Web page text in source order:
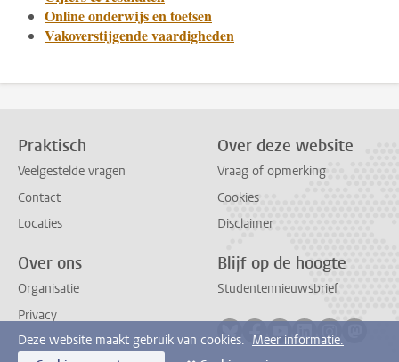
Online onderwijs en toetsen
Vakoverstijgende vaardigheden
Praktisch
Veelgestelde vragen
Contact
Locaties
Over deze website
Vraag of opmerking
Cookies
Disclaimer
Over ons
Organisatie
Privacy
Blijf op de hoogte
Studentennieuwsbrief
Deze website maakt gebruik van cookies. Meer informatie.